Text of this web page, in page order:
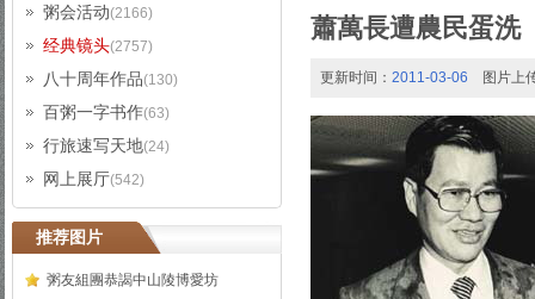
粥会活动(2166)
经典镜头(2757)
八十周年作品(130)
百粥一字书作(63)
行旅速写天地(24)
网上展厅(542)
推荐图片
粥友組團恭謁中山陵博愛坊
蕭萬長遭農民蛋洗
更新时间： 2011-03-06 图片上